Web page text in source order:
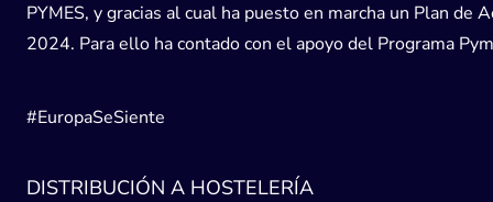
PYMES, y gracias al cual ha puesto en marcha un Plan
2024. Para ello ha contado con el apoyo del Programa
#EuropaSeSiente
DISTRIBUCIÓN A HOSTELERÍA